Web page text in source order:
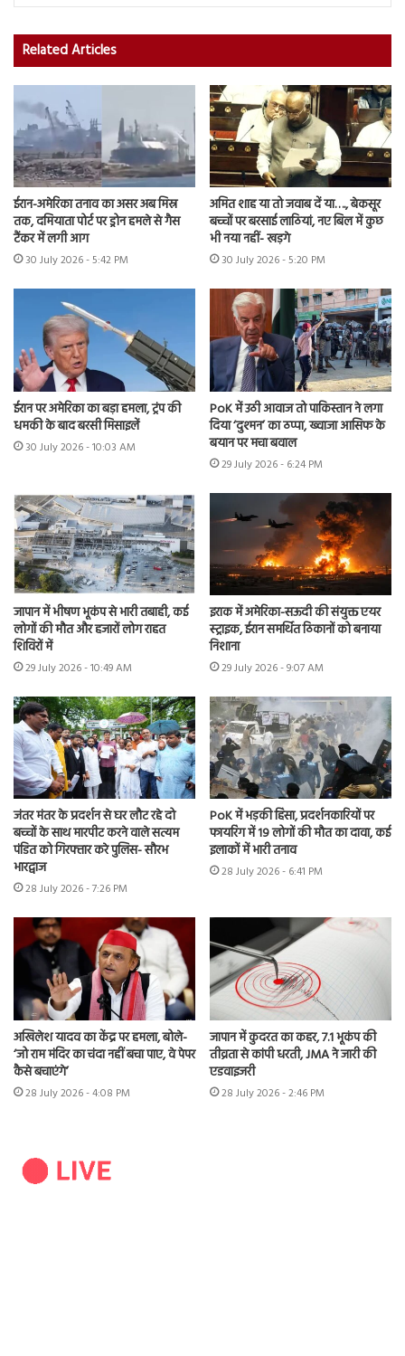
Related Articles
ईरान-अमेरिका तनाव का असर अब मिस्र
तक, दमियाता पोर्ट पर ड्रोन हमले से गैस
टैंकर में लगी आग
30 July 2026 - 5:42 PM
अमित शाह या तो जवाब दें या…., बेकसूर
बच्चों पर बरसाई लाठियां, नए बिल में कुछ
भी नया नहीं- खड़गे
30 July 2026 - 5:20 PM
ईरान पर अमेरिका का बड़ा हमला, ट्रंप की
धमकी के बाद बरसी मिसाइलें
30 July 2026 - 10:03 AM
PoK में उठी आवाज तो पाकिस्तान ने लगा
दिया ‘दुश्मन’ का ठप्पा, ख्वाजा आसिफ के
बयान पर मचा बवाल
29 July 2026 - 6:24 PM
जापान में भीषण भूकंप से भारी तबाही, कई
लोगों की मौत और हजारों लोग राहत
शिविरों में
29 July 2026 - 10:49 AM
इराक में अमेरिका-सऊदी की संयुक्त एयर
स्ट्राइक, ईरान समर्थित ठिकानों को बनाया
निशाना
29 July 2026 - 9:07 AM
जंतर मंतर के प्रदर्शन से घर लौट रहे दो
बच्चों के साथ मारपीट करने वाले सत्यम
पंडित को गिरफ्तार करे पुलिस- सौरभ
भारद्वाज
28 July 2026 - 7:26 PM
PoK में भड़की हिंसा, प्रदर्शनकारियों पर
फायरिंग में 19 लोगों की मौत का दावा, कई
इलाकों में भारी तनाव
28 July 2026 - 6:41 PM
अखिलेश यादव का केंद्र पर हमला, बोले-
‘जो राम मंदिर का चंदा नहीं बचा पाए, वे पेपर
कैसे बचाएंगे’
28 July 2026 - 4:08 PM
जापान में कुदरत का कहर, 7.1 भूकंप की
तीव्रता से कांपी धरती, JMA ने जारी की
एडवाइजरी
28 July 2026 - 2:46 PM